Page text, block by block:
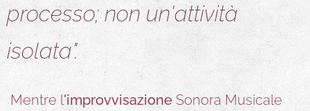
processo; non un'attività
isolata".
Mentre l'improvvisazione Sonora Musicale